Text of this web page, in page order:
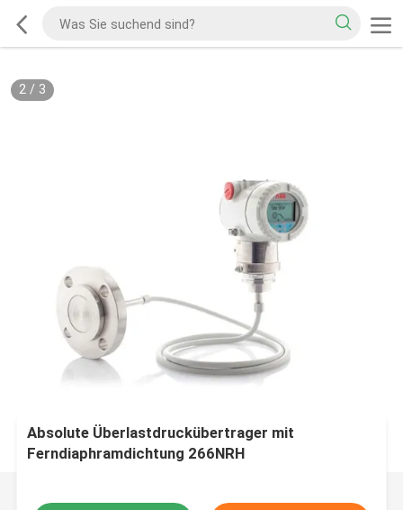
2/ 3
Absolute Überlastdruckübertrager mit
Ferndiaphramdichtung 266NRH